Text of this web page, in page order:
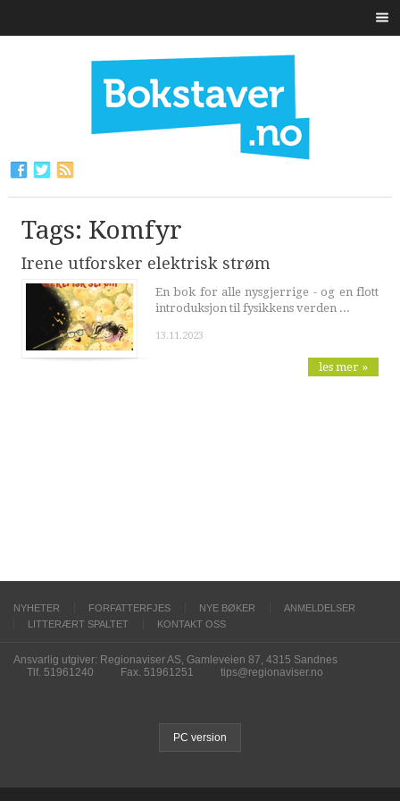
Tags: Komfyr
Irene utforsker elektrisk strøm
En bok for alle nysgjerrige - og en flott
introduksjon til fysikkens verden ...
13.11.2023
les mer »
NYHETER FORFATTERFJES NYE BØKER
ANMELDELSER
LITTERÆRT SPALTET
KONTAKT OSS
Ansvarlig utgiver: Regionaviser AS, Gamleveien 87, 4315 Sandnes
Tlf. 51961240
Fax. 51961251 tips@regionaviser.no
PC version